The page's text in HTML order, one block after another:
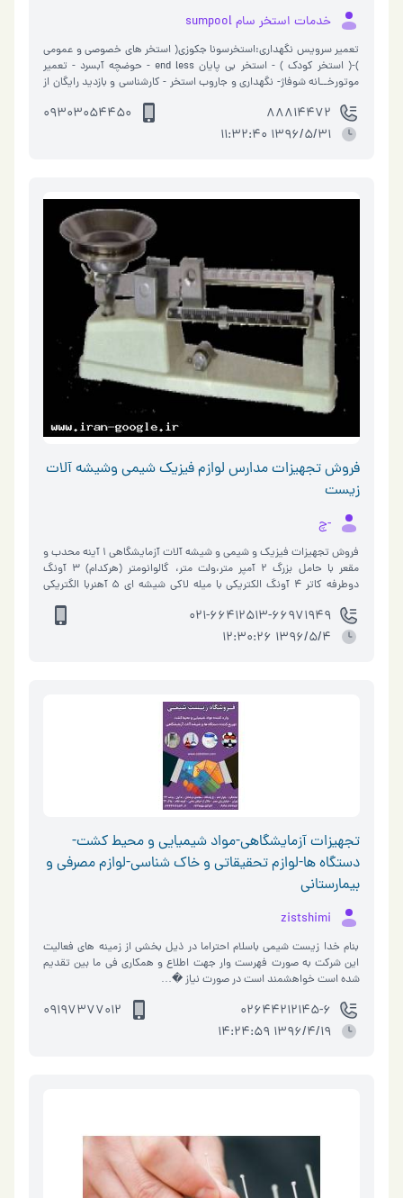
خدمات استخر سام sumpool
تعمیر سرویس نگهداری:استخرسونا جکوزی( استخر های خصوصی و عمومی
)-( استخر کودک ) - استخر بی پایان end less - حوضچه آبسرد - تعمیر
موتورخــانه شوفاژ- نگهداری و جاروب استخر - کارشناسی و بازدید رایگان از
88814472
09303054450
1396/5/31 11:32:40
فروش تجهیزات مدارس لوازم فیزیک شیمی وشیشه آلات
زیست
-چ
فروش تجهیزات فیزیک و شیمی و شیشه آلات آزمایشگاهی 1 آینه محدب و
مقعر با حامل بزرگ 2 آمپر متر،ولت متر، گالوانومتر (هرکدام) 3 آونگ
دوطرفه کاتر 4 آونگ الکتریکی با میله لاکی شیشه ای 5 آهنربا الگتریکی
021-66412513-66971949
1396/5/4 12:30:26
تجهیزات آزمایشگاهی-مواد شیمیایی و محیط کشت-
دستگاه ها-لوازم تحقیقاتی و خاک شناسی-لوازم مصرفی و
بیمارستانی
zistshimi
بنام خدا زیست شیمی باسلام احتراما در ذیل بخشی از زمینه های فعالیت
این شرکت به صورت فهرست وار جهت اطلاع و همکاری فی ما بین تقدیم
شده است خواهشمند است در صورت نیاز �…
02644212145-6
09197377012
1396/4/19 14:24:59